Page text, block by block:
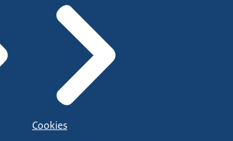
Cookies